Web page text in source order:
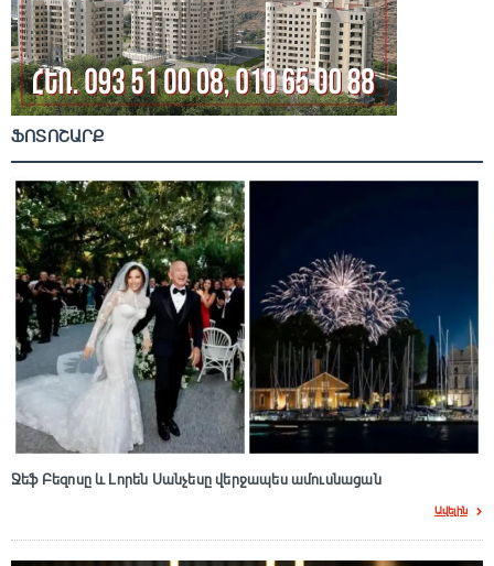
ՖՈՏՈՇԱՐՔ
Ջեֆ Բեզոսը և Լորեն Սանչեսը վերջապես ամուսնացան
Ավելին